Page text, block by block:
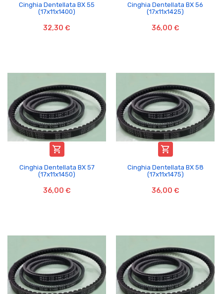
Cinghia Dentellata BX 55
(17x11x1400)
32,30 €
Cinghia Dentellata BX 56
(17x11x1425)
36,00 €

Cinghia Dentellata BX 57
(17x11x1450)
36,00 €

Cinghia Dentellata BX 58
(17x11x1475)
36,00 €